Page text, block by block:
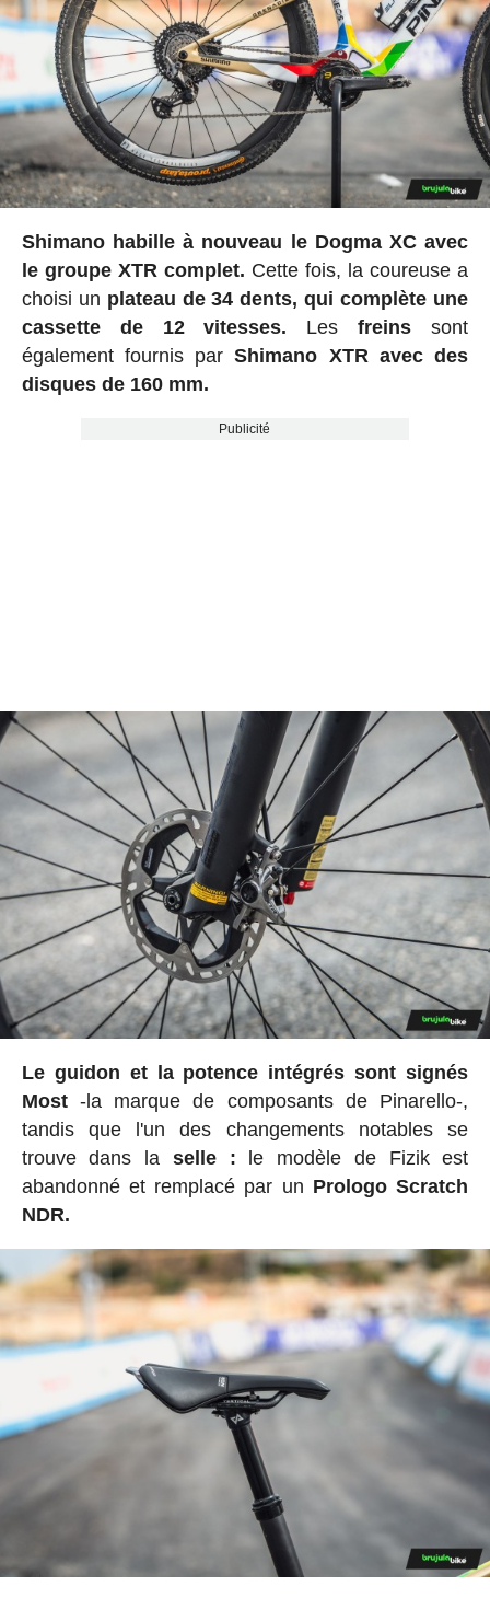
Shimano habille à nouveau le Dogma XC avec
le groupe XTR complet. Cette fois, la coureuse a
choisi un plateau de 34 dents, qui complète une
cassette de 12 vitesses. Lesfreins sont
également fournis parShimano XTR avec des
disques de 160 mm.
Publicité
Le guidon et la potence intégrés sont signés
Most-la marque de composants de Pinarello-,
tandis que l'un des changements notables se
trouve dans la selle : le modèle de Fizik est
abandonné et remplacé par un Prologo Scratch
NDR.